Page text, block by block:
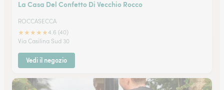
La Casa Del Confetto Di Vecchio Rocco
ROCCASECCA
★★★★★4.6 (40)
Via Casilina Sud 30
Vedi il negozio